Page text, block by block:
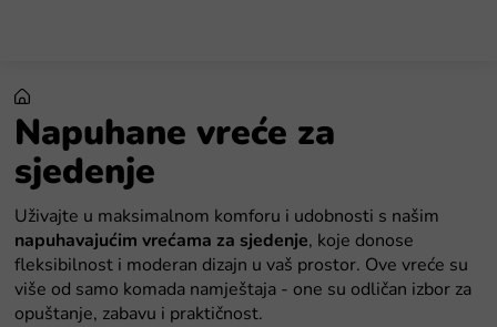
Napuhane vreće za
sjedenje
Uživajte u maksimalnom komforu i udobnosti s našim
napuhavajućim vrećama za sjedenje, koje donose
fleksibilnost i moderan dizajn u vaš prostor. Ove vreće su
više od samo komada namještaja - one su odličan izbor za
opuštanje, zabavu i praktičnost.